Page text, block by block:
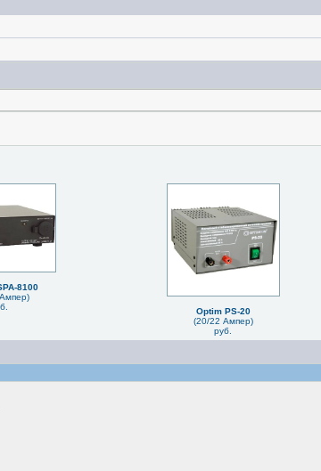
8100
Optim PS-20
(20/22 Ампер)
руб.